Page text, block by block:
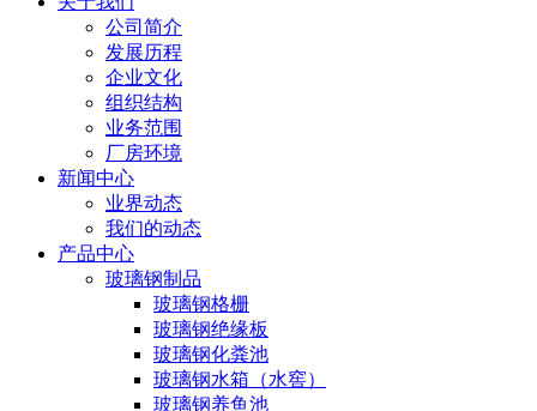
公司简介
发展历程
企业文化
组织结构
业务范围
厂房环境
新闻中心
业界动态
我们的动态
产品中心
玻璃钢制品
玻璃钢格栅
玻璃钢绝缘板
玻璃钢化粪池
玻璃钢水箱（水窖）
玻璃钢养鱼池